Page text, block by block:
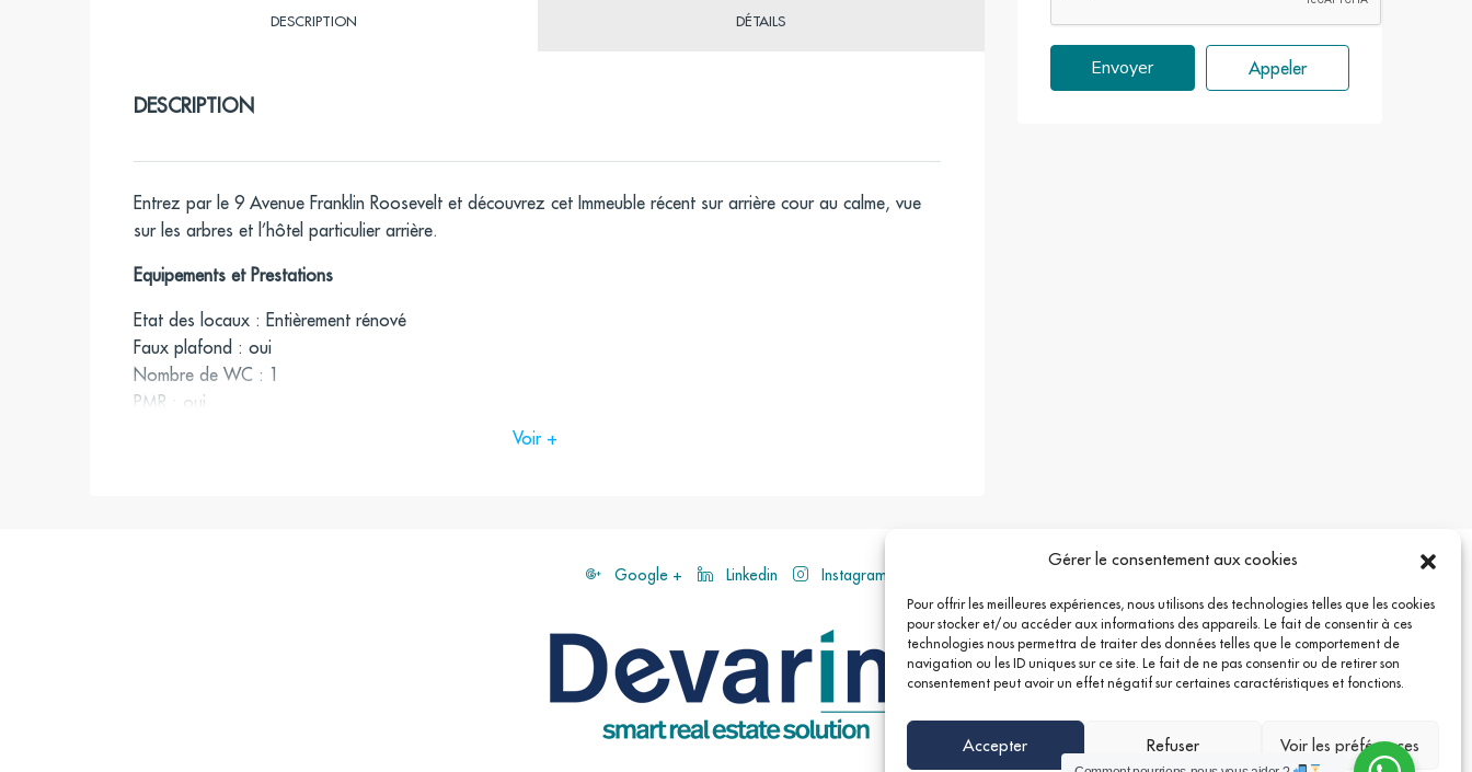
Gérer le consentement aux cookies
Pour offrir les meilleures expériences, nous utilisons des technologies telles que les cookies
pour stocker et/ou accéder aux informations des appareils. Le fait de consentir à ces
technologies nous permettra de traiter des données telles que le comportement de
navigation ou les ID uniques sur ce site. Le fait de ne pas consentir ou de retirer son
consentement peut avoir un effet négatif sur certaines caractéristiques et fonctions.
Accepter Refuser Voir les préférences
DESCRIPTION DÉTAILS
DESCRIPTION
Entrez par le 9 Avenue Franklin Roosevelt et découvrez cet Immeuble récent sur arrière cour au calme, vue
sur les arbres et l’hôtel particulier arrière.
Equipements et Prestations
Etat des locaux : Entièrement rénové
Faux plafond : oui
Nombre de WC : 1
PMR : oui
Champs-Élysées – Clemenceau (13), Franklin D. Roosevelt (1, 9)
Voir +
Envoyer Appeler
Google + Linkedin Instagram